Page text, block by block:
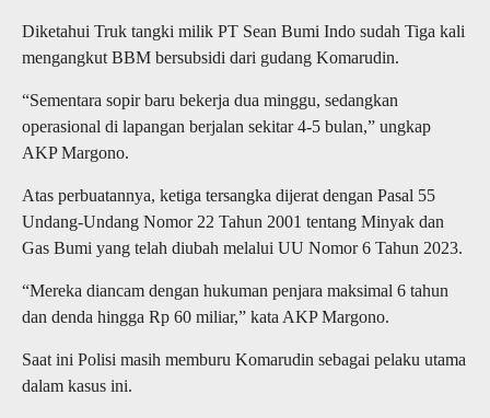
Diketahui Truk tangki milik PT Sean Bumi Indo sudah Tiga kali
mengangkut BBM bersubsidi dari gudang Komarudin.
“Sementara sopir baru bekerja dua minggu, sedangkan
operasional di lapangan berjalan sekitar 4-5 bulan,” ungkap
AKP Margono.
Atas perbuatannya, ketiga tersangka dijerat dengan Pasal 55
Undang-Undang Nomor 22 Tahun 2001 tentang Minyak dan
Gas Bumi yang telah diubah melalui UU Nomor 6 Tahun 2023.
“Mereka diancam dengan hukuman penjara maksimal 6 tahun
dan denda hingga Rp 60 miliar,” kata AKP Margono.
Saat ini Polisi masih memburu Komarudin sebagai pelaku utama
dalam kasus ini.